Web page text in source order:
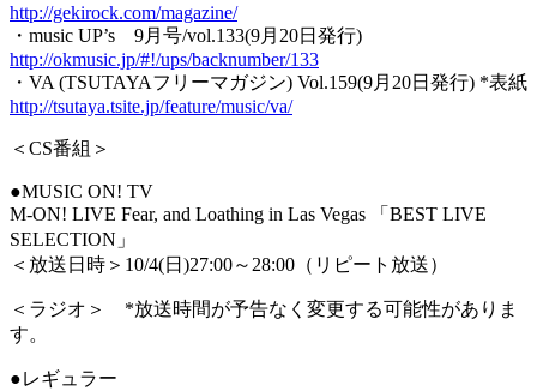
http://gekirock.com/magazine/
・music UP’s 9月号/vol.133(9月20日発行)
http://okmusic.jp/#!/ups/backnumber/133
・VA (TSUTAYAフリーマガジン) Vol.159(9月20日発行) *表紙
http://tsutaya.tsite.jp/feature/music/va/
＜CS番組＞
●MUSIC ON! TV
M-ON! LIVE Fear, and Loathing in Las Vegas 「BEST LIVE
SELECTION」
＜放送日時＞10/4(日)27:00～28:00（リピート放送）
＜ラジオ＞ *放送時間が予告なく変更する可能性がありま
す。
●レギュラー